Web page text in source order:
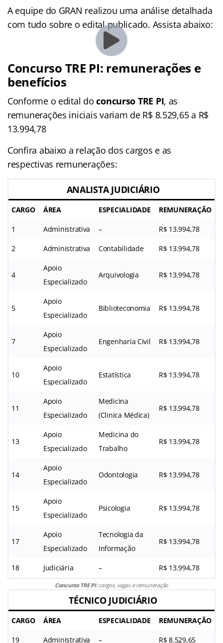
A equipe do GRAN realizou uma análise detalhada
com tudo sobre o edital publicado. Assista abaixo:
Concurso TRE PI: remunerações e
benefícios
Conforme o edital doconcurso TRE PI, as
remunerações iniciais variam de R$ 8.529,65 a R$
13.994,78
Confira abaixo a relação dos cargos e as
respectivas remunerações:
ANALISTA JUDICIÁRIO
CARGO ÁREA ESPECIALIDADE REMUNERAÇÃO
1 Administrativa – R$ 13.994,78
2 Administrativa Contabilidade R$ 13.994,78
4
Apoio
Especializado
Arquivologia R$ 13.994,78
5
Apoio
Especializado
Biblioteconomia R$ 13.994,78
7
Apoio
Especializado
Engenharia Civil R$ 13.994,78
10
Apoio
Especializado
Estatística R$ 13.994,78
11
Apoio
Especializado
Medicina
(Clinica Médica)
R$ 13.994,78
13
Apoio
Especializado
Medicina do
Trabalho
R$ 13.994,78
14
Apoio
Especializado
Odontologia R$ 13.994,78
15
Apoio
Especializado
Psicologia R$ 13.994,78
17
Apoio
Especializado
Tecnologia da
Informação
R$ 13.994,78
18 Judiciária – R$ 13.994,78
Concurso TRE PI:cargos, vagas e remuneração
TÉCNICO JUDICIÁRIO
CARGO ÁREA ESPECIALIDADE REMUNERAÇÃO
19 Administrativa – R$ 8.529,65